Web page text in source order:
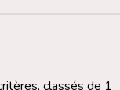
classés de 1